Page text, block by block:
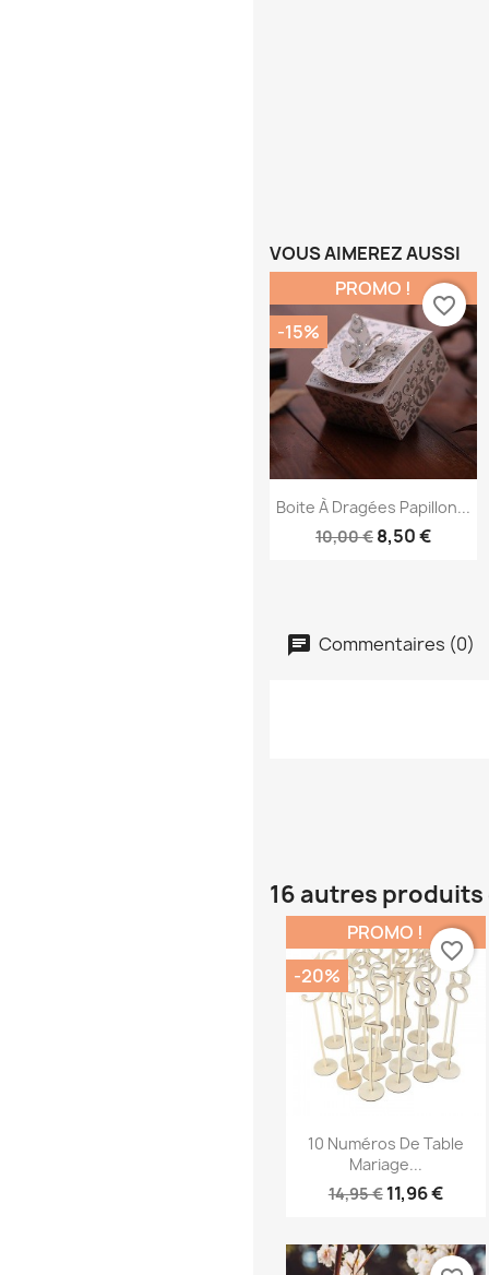
VOUS AIMEREZ AUSSI
Aperçu rapide
Boite À Dragées Papillon...
10,00 € 8,50 €
PROMO !
-15%
favorite_border
Commentaires (0)
16 autres produits
Aperçu rapide
10 Numéros De Table
Mariage...
14,95 € 11,96 €
PROMO !
-20%
favorite_border